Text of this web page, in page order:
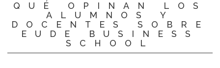
QUÉ OPINAN LOS
ALUMNOS Y
DOCENTES SOBRE
EUDE BUSINESS
SCHOOL